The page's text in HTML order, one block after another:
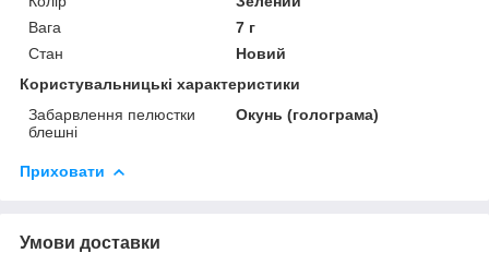
Вага
7 г
Стан
Новий
Користувальницькі характеристики
Забарвлення пелюстки
блешні
Окунь (голограма)
Приховати
Умови доставки